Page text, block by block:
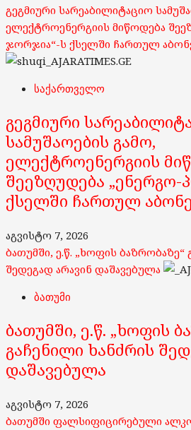
გეგმიური სარეაბილიტაციო
ელექტროენერგიის მიწოდება
ჯორჯია“-ს ქსელში ჩართულ
საქართველო
გეგმიური
სამუშაოების გამო,
ელექტროენერგიის
შეეზღუდება
ქსელში ჩართულ
აგვისტო 7, 2026
ბათუმში, ე.წ. „ხოფის ბაზრობაზე“
შედეგად არავინ დაშავებულა
ბათუმი
ბათუმში, ე.წ. „ხოფის
გაჩენილი ხანძრის
დაშავებულა
აგვისტო 7, 2026
ბათუმში ფალსიფიცირებული